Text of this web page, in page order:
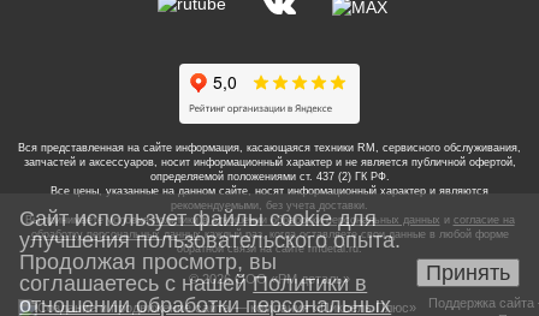
Вся представленная на сайте информация, касающаяся техники RM, сервисного обслуживания,
запчастей и аксессуаров, носит информационный характер и не является публичной офертой,
определяемой положениями ст. 437 (2) ГК РФ.
Все цены, указанные на данном сайте, носят информационный характер и являются
рекомендуемыми, без учета доставки.
Вы принимаете условияполитики в отношении обработки персональных данных и согласие на
обработку персональных данныхкаждый раз, когда оставляете свои данные в любой форме
обратной связи на сайте rmdetal.ru.
© 2026 ООО «РМ деталь»
Поддержка
Сайт использует файлы cookie для
улучшения пользовательского опыта.
Продолжая просмотр, вы
соглашаетесь с нашейПолитики в
отношении обработки персональных
Принять